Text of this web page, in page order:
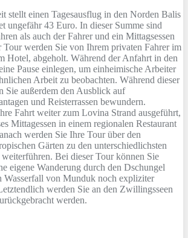
stellt einen Tagesausflug in den Norden Balis
ungefähr 43 Euro. In dieser Summe sind
als auch der Fahrer und ein Mittagsessen
werden Sie von Ihrem privaten Fahrer im
Hotel, abgeholt. Während der Anfahrt in den
Pause einlegen, um einheimische Arbeiter
Arbeit zu beobachten. Während dieser
Sie außerdem den Ausblick auf
und Reisterrassen bewundern.
Fahrt weiter zum Lovina Strand ausgeführt,
Mittagessen in einem regionalen Restaurant
werden Sie Ihre Tour über den
Gärten zu den unterschiedlichsten
Bei dieser Tour können Sie
eigene Wanderung durch den Dschungel
Wasserfall von Munduk noch expliziter
werden Sie an den Zwillingsseen
werden.